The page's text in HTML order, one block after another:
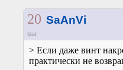
20 SaAnVi
tzar
> Если даже винт
практически не